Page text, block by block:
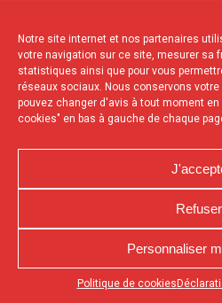
Notre site internet et nos partenaires
votre navigation sur ce site, mesurer sa
statistiques ainsi que pour vous
réseaux sociaux. Nous conservons
pouvez changer d'avis à tout moment
cookies" en bas à gauche de chaque
Refuser
Personnaliser
Politique de cookies
Appuyez sur le bouton partager en bas